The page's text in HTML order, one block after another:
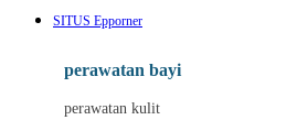
Lee Vierra
Lillebaby
Little Bird Told Me
SITUS Epporner
perawatan bayi
perawatan kulit